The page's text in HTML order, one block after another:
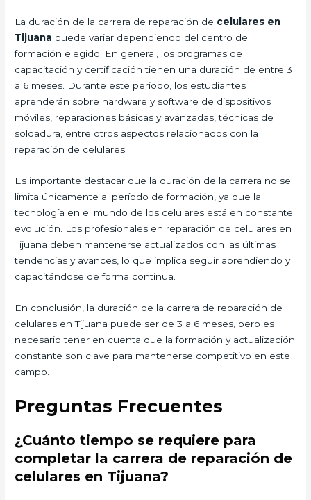
La duración de la carrera de reparación de celulares en
Tijuana puede variar dependiendo del centro de
formación elegido. En general, los programas de
capacitación y certificación tienen una duración de entre 3
a 6 meses. Durante este periodo, los estudiantes
aprenderán sobre hardware y software de dispositivos
móviles, reparaciones básicas y avanzadas, técnicas de
soldadura, entre otros aspectos relacionados con la
reparación de celulares.
Es importante destacar que la duración de la carrera no se
limita únicamente al período de formación, ya que la
tecnología en el mundo de los celulares está en constante
evolución. Los profesionales en reparación de celulares en
Tijuana deben mantenerse actualizados con las últimas
tendencias y avances, lo que implica seguir aprendiendo y
capacitándose de forma continua.
En conclusión, la duración de la carrera de reparación de
celulares en Tijuana puede ser de 3 a 6 meses, pero es
necesario tener en cuenta que la formación y actualización
constante son clave para mantenerse competitivo en este
campo.
Preguntas Frecuentes
¿Cuánto tiempo se requiere para
completar la carrera de reparación de
celulares en Tijuana?